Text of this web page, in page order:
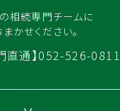
相続専門チームに
かせください。
直通】052-526-0811